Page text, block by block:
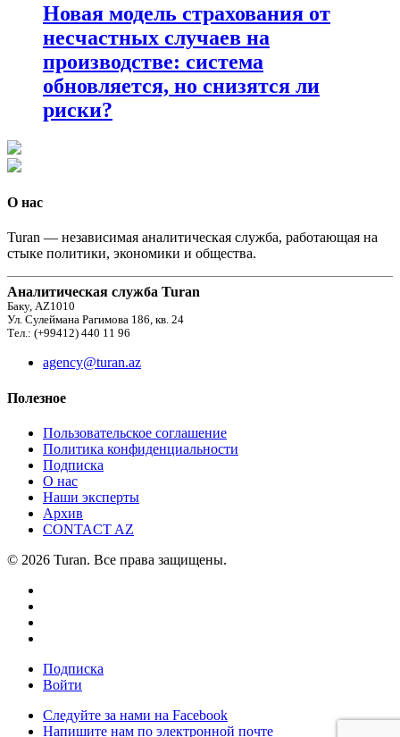
Новая модель страхования от
несчастных случаев на
производстве: система
обновляется, но снизятся ли
риски?
О нас
Turan — независимая аналитическая служба, работающая на
стыке политики, экономики и общества.
Аналитическая служба Turan
Баку, AZ1010
Ул. Сулеймана Рагимова 186, кв. 24
Тел.: (+99412) 440 11 96
agency@turan.az
Полезное
Пользовательское соглашение
Политика конфиденциальности
Подписка
О нас
Наши эксперты
Архив
CONTACT AZ
© 2026 Turan. Все права защищены.
Подписка
Войти
Следуйте за нами на Facebook
Напишите нам по электронной почте